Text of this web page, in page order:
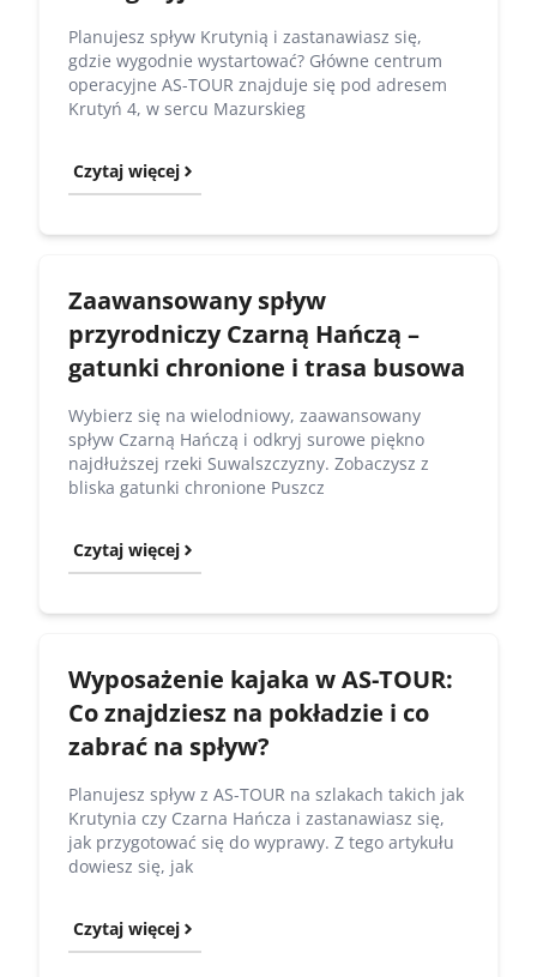
Planujesz spływ Krutynią i zastanawiasz się,
gdzie wygodnie wystartować? Główne centrum
operacyjne AS-TOUR znajduje się pod adresem
Krutyń 4, w sercu Mazurskieg
Czytaj więcej
Zaawansowany spływ
przyrodniczy Czarną Hańczą –
gatunki chronione i trasa busowa
Wybierz się na wielodniowy, zaawansowany
spływ Czarną Hańczą i odkryj surowe piękno
najdłuższej rzeki Suwalszczyzny. Zobaczysz z
bliska gatunki chronione Puszcz
Czytaj więcej
Wyposażenie kajaka w AS-TOUR:
Co znajdziesz na pokładzie i co
zabrać na spływ?
Planujesz spływ z AS-TOUR na szlakach takich jak
Krutynia czy Czarna Hańcza i zastanawiasz się,
jak przygotować się do wyprawy. Z tego artykułu
dowiesz się, jak
Czytaj więcej